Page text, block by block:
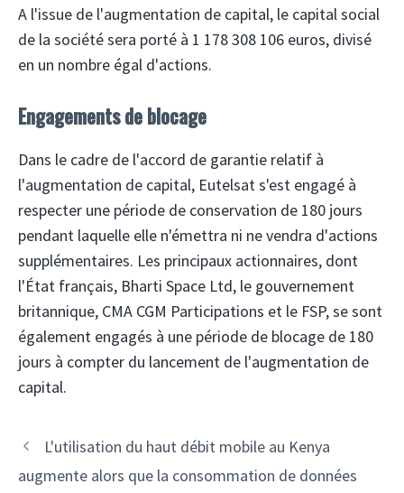
A l'issue de l'augmentation de capital, le capital social
de la société sera porté à 1 178 308 106 euros, divisé
en un nombre égal d'actions.
Engagements de blocage
Dans le cadre de l'accord de garantie relatif à
l'augmentation de capital, Eutelsat s'est engagé à
respecter une période de conservation de 180 jours
pendant laquelle elle n'émettra ni ne vendra d'actions
supplémentaires. Les principaux actionnaires, dont
l'État français, Bharti Space Ltd, le gouvernement
britannique, CMA CGM Participations et le FSP, se sont
également engagés à une période de blocage de 180
jours à compter du lancement de l'augmentation de
capital.
Navigation
des
L'utilisation du haut débit mobile au Kenya
augmente alors que la consommation de données